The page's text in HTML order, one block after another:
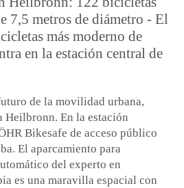
7,5 metros de diámetro - El
más moderno de
en la estación central de
de la movilidad urbana,
Heilbronn. En la estación
Bikesafe de acceso público
El aparcamiento para
del experto en
es una maravilla espacial con